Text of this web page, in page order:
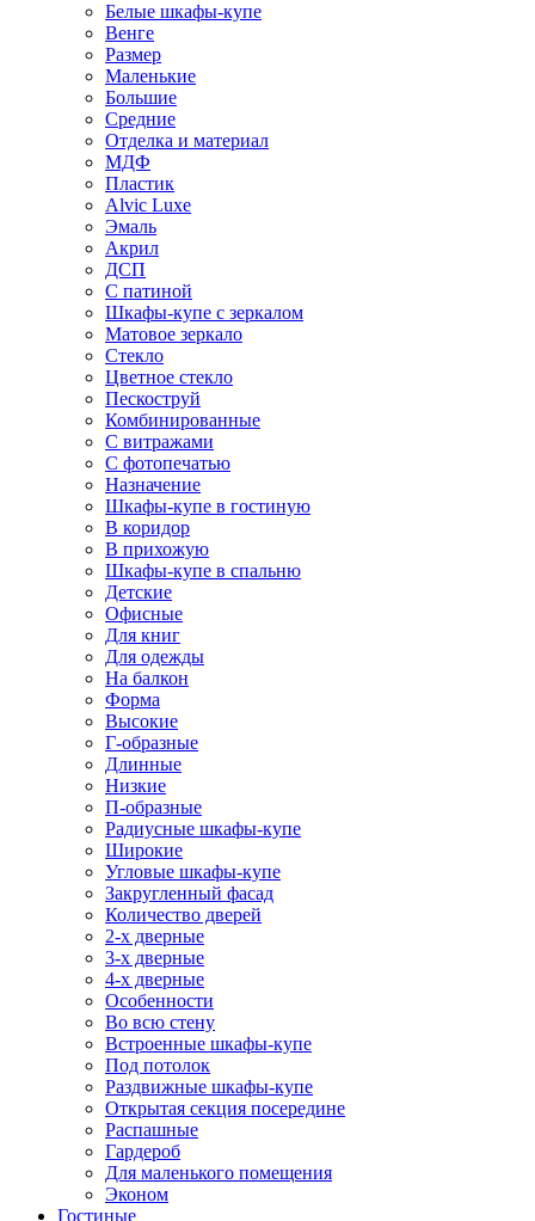
Белые шкафы-купе
Венге
Размер
Маленькие
Большие
Средние
Отделка и материал
МДФ
Пластик
Alvic Luxe
Эмаль
Акрил
ДСП
С патиной
Шкафы-купе с зеркалом
Матовое зеркало
Стекло
Цветное стекло
Пескоструй
Комбинированные
С витражами
С фотопечатью
Назначение
Шкафы-купе в гостиную
В коридор
В прихожую
Шкафы-купе в спальню
Детские
Офисные
Для книг
Для одежды
На балкон
Форма
Высокие
Г-образные
Длинные
Низкие
П-образные
Радиусные шкафы-купе
Широкие
Угловые шкафы-купе
Закругленный фасад
Количество дверей
2-х дверные
3-х дверные
4-х дверные
Особенности
Во всю стену
Встроенные шкафы-купе
Под потолок
Раздвижные шкафы-купе
Открытая секция посередине
Распашные
Гардероб
Для маленького помещения
Эконом
Гостиные